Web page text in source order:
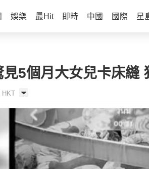
娛樂 最Hit 即時 中國 國際 星
5個月大女兒卡床縫
HKT